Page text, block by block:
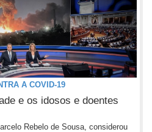
A COVID-19
e os idosos e doentes
Rebelo de Sousa, considerou